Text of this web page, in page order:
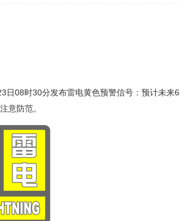
08时30分发布雷电黄色预警信号：预计未来
意防范。